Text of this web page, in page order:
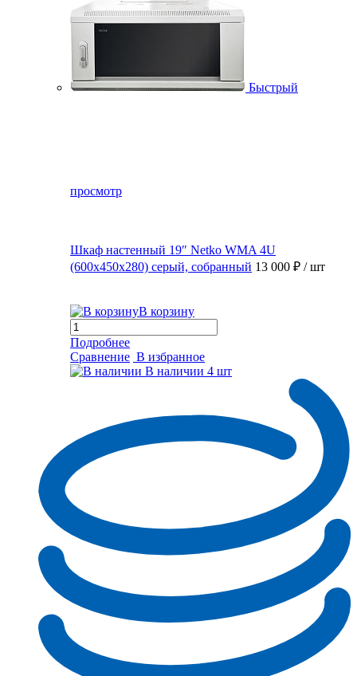
Быстрый
просмотр
Шкаф настенный 19″ Netko WMA 4U
(600x450x280) серый, собранный 13 000 ₽ / шт
В корзину
Подробнее
Сравнение В избранное
В наличии 4 шт